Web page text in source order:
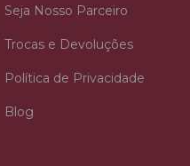
Seja Nosso Parceiro
Trocas e Devoluções
Política de Privacidade
Blog